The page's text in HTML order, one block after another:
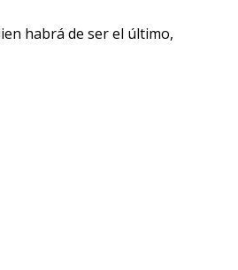
habrá de ser el último,